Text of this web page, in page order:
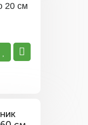
20 см